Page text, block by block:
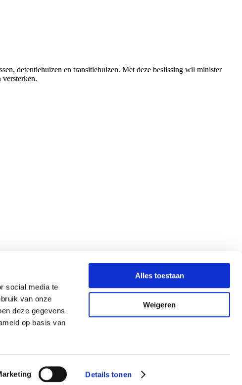
social media te
van onze
deze gegevens
op basis van
Details tonen
Alles toestaan
Weigeren
detentiehuizen en transitiehuizen. Met deze beslissing wil minister
versterken.